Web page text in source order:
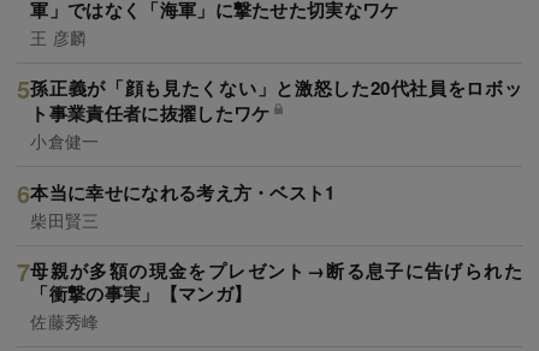
軍」ではなく「海軍」に撃たせた切実なワケ
王 彦麟
孫正義が「顔も見たくない」と激怒した20代社員をロボッ
ト事業責任者に抜擢したワケ
小倉健一
本当に幸せになれる考え方・ベスト1
柴田賢三
母親が多額の現金をプレゼント→断る息子に告げられた
「衝撃の事実」【マンガ】
佐藤秀峰